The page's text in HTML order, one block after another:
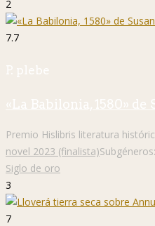
2
7.7
P. plebe
«La Babilonia, 1580»
Premio Hislibris literatura
novel 2023 (finalista)Subgéneros:
Siglo de oro
3
7